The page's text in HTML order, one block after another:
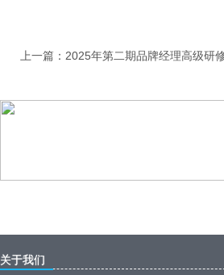
上一篇： 2025年第二期品牌经理高级研
关于我们